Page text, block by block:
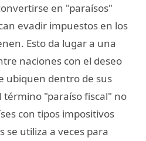
en "paraísos"
evadir impuestos en los
Esto da lugar a una
naciones con el deseo
ubiquen dentro de sus
"paraíso fiscal" no
con tipos impositivos
se utiliza a veces para